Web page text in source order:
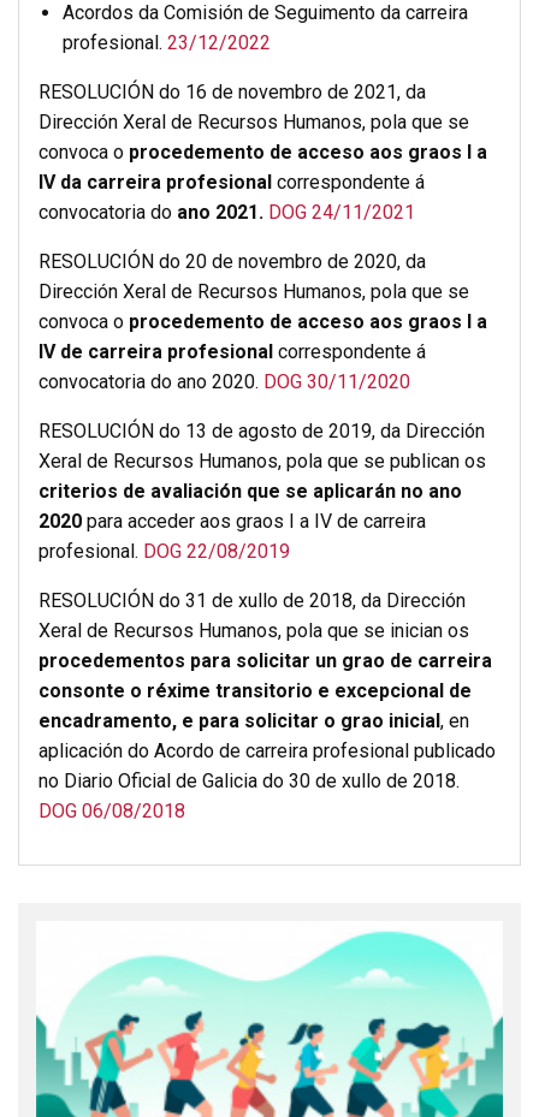
Acordos da Comisión de Seguimento da carreira
profesional. 23/12/2022
RESOLUCIÓN do 16 de novembro de 2021, da
Dirección Xeral de Recursos Humanos, pola que se
convoca o procedemento de acceso aos graos I a
IV da carreira profesional correspondente á
convocatoria do ano 2021. DOG 24/11/2021
RESOLUCIÓN do 20 de novembro de 2020, da
Dirección Xeral de Recursos Humanos, pola que se
convoca o procedemento de acceso aos graos I a
IV de carreira profesional correspondente á
convocatoria do ano 2020. DOG 30/11/2020
RESOLUCIÓN do 13 de agosto de 2019, da Dirección
Xeral de Recursos Humanos, pola que se publican os
criterios de avaliación que se aplicarán no ano
2020 para acceder aos graos I a IV de carreira
profesional. DOG 22/08/2019
RESOLUCIÓN do 31 de xullo de 2018, da Dirección
Xeral de Recursos Humanos, pola que se inician os
procedementos para solicitar un grao de carreira
consonte o réxime transitorio e excepcional de
encadramento, e para solicitar o grao inicial , en
aplicación do Acordo de carreira profesional publicado
no Diario Oficial de Galicia do 30 de xullo de 2018.
DOG 06/08/2018